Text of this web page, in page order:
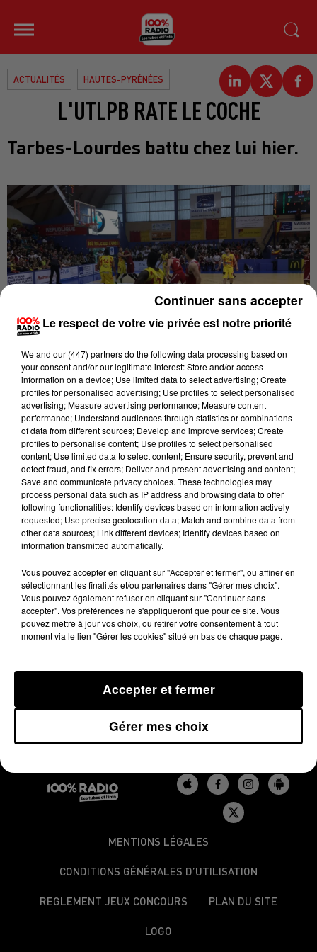
ACTUALITÉS HAUTES-PYRÉNÉES
L'UTLPB RATE LE COCHE
Tarbes-Lourdes battu chez lui hier.
Publié : 17 mai 2017 à 9h21 par Brice Vidal
Il y aura du suspens jusqu'au bout. Ce mardi l'Union
Tarbes-Lourdes s'est inclinée à domicile face à
Souffelweyeisheim lors de la demi-finale retour des
play-offs de Nationale masculine 1. Des basketteurs
bigourdans déçus qui se voyaient déjà accéder en
finale après leur victoire au match aller. Mais c'était
sans compter sur l'esprit revanchard des
Alsaciens qui se sont imposés sur le score de 72 à 66
pour départager les deux équipes. Ce match aura
lieu samedi sur le parquet de Souffelweyersheim. On
écoute Ludovic Vaty le pivot de l'Union Tarbes lourdes.
il nous explique ce qui a manqué aux bigourdans
MENTIONS LÉGALES
CONDITIONS GÉNÉRALES D’UTILISATION
REGLEMENT JEUX CONCOURS PLAN DU SITE
LOGO
Le respect de votre vie privée est notre priorité
We and our (447) partnersdo the following data processing based on
your consent and/or our legitimate interest: Store and/or access
information on a device; Use limited data to select advertising; Create
profiles for personalised advertising; Use profiles to select personalised
advertising; Measure advertising performance; Measure content
performance; Understand audiences through statistics or combinations
of data from different sources; Develop and improve services; Create
profiles to personalise content; Use profiles to select personalised
content; Use limited data to select content; Ensure security, prevent and
detect fraud, and fix errors; Deliver and present advertising and content;
Save and communicate privacy choices. These technologies may
process personal data such as IP address and browsing data to offer
following functionalities: Identify devices based on information actively
requested; Use precise geolocation data; Match and combine data from
other data sources; Link different devices; Identify devices based on
information transmitted automatically.
Vous pouvez accepter en cliquant sur "Accepter et fermer", ou affiner en
sélectionnant les finalités et/ou partenaires dans "Gérer mes choix".
Vous pouvez également refuser en cliquant sur "Continuer sans
accepter". Vos préférences ne s'appliqueront que pour ce site. Vous
pouvez mettre à jour vos choix, ou retirer votre consentement à tout
moment via le lien "Gérer les cookies" situé en bas de chaque page.
Gérer mes choix
Accepter et fermer
Continuer sans accepter